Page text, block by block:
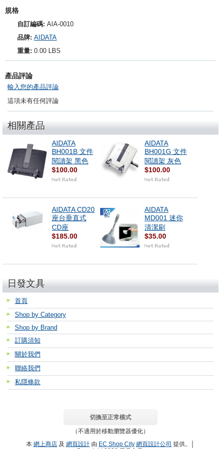
規格
自訂編碼: AIA-0010
品牌: AIDATA
重量: 0.00 LBS
產品評論
輸入您的產品評論
這項未有任何評論
相關產品
AIDATA
BH001B 文件
閱讀架 黑色
$100.00
AIDATA
BH001G 文件
閱讀架 灰色
$100.00
AIDATA CD20
座台垂直式
CD座
$185.00
AIDATA
MD001 迷你
清潔刷
$35.00
日發文具
首頁
Shop by Category
Shop by Brand
訂購須知
關於我們
聯絡我們
私隱條款
切換至正常模式
（不適用於移動瀏覽器優化）
本 網上商店 及 網頁設計 由 EC Shop City 網頁設計公司 提供。│